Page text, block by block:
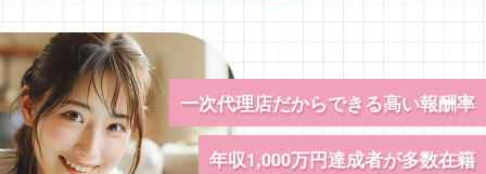
一次代理店だからできる高い報酬率
年収1,000万円達成者が多数在籍